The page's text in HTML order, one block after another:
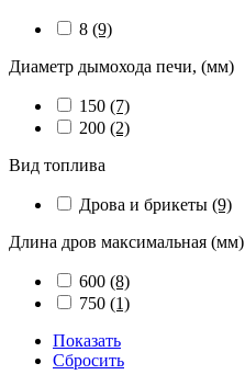
8 (9)
Диаметр дымохода печи, (мм)
150 (7)
200 (2)
Вид топлива
Дрова и брикеты (9)
Длина дров максимальная (мм)
600 (8)
750 (1)
Показать
Сбросить